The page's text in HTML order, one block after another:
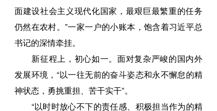
面建设社会主义现代化国家，最艰巨最繁重的任务
仍然在农村。”一家一户的小账本，饱含着习近平总
书记的深情牵挂。
新征程上，初心如一。面对复杂严峻的国内外
发展环境，“以一往无前的奋斗姿态和永不懈怠的精
神状态，勇挑重担、苦干实干”。
“以时时放心不下的责任感、积极担当作为的精